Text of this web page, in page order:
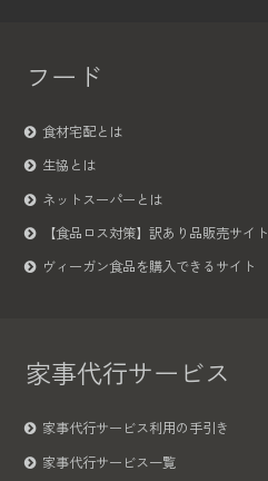
フード
食材宅配とは
生協とは
ネットスーパーとは
【食品ロス対策】訳あり品販売サイト
ヴィーガン食品を購入できるサイト
家事代行サービス
家事代行サービス利用の手引き
家事代行サービス一覧